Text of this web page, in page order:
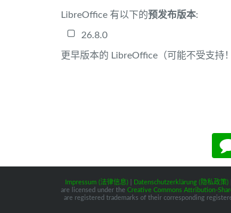
LibreOffice 有以下的预发布版本:
26.8.0
更早版本的 LibreOffice（可能不受支持
Impressum (法律信息) Datenschutzerklärung (隐私政策)
are licensed under the Creative Commons Attribution-
are registered trademarks of their corresponding